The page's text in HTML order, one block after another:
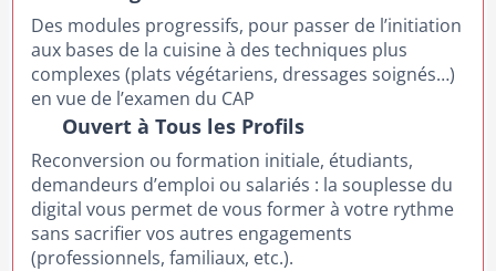
Des modules progressifs, pour passer de l’initiation
aux bases de la cuisine à des techniques plus
complexes (plats végétariens, dressages soignés…)
en vue de l’examen du CAP
Ouvert à Tous les Profils
Reconversion ou formation initiale, étudiants,
demandeurs d’emploi ou salariés : la souplesse du
digital vous permet de vous former à votre rythme
sans sacrifier vos autres engagements
(professionnels, familiaux, etc.).